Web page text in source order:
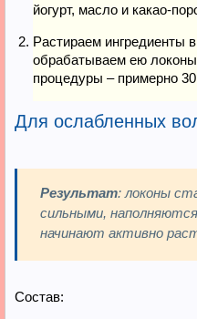
йогурт, масло и какао-
Растираем ингредиенты
обрабатываем ею
процедуры – примерно 30
Для ослабленных
Результат: локоны
сильными, наполняются
начинают активно
Состав: